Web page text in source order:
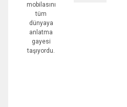
mobilasını
tüm
dünyaya
anlatma
gayesi
taşıyordu.